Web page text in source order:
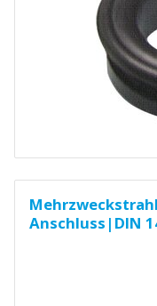
Anschluss|DIN